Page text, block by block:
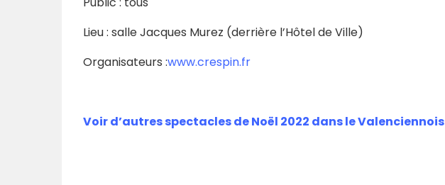
Lieu : salle Jacques Murez (derrière l’Hôtel de Ville)
Organisateurs :www.crespin.fr
Voir d’autres spectacles de Noël 2022 dans le Valenciennois